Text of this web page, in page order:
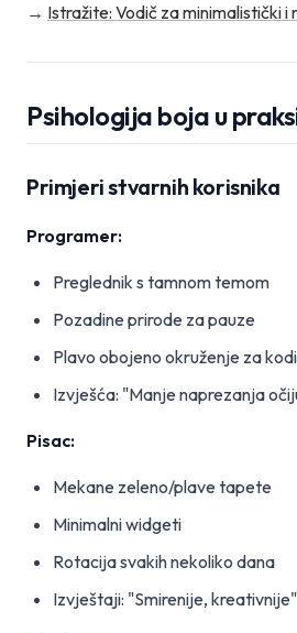
→ Istražite: Vodič za minimalistički i
Psihologija boja u
Primjeri stvarnih korisnika
Programer:
Preglednik s tamnom temom
Pozadine prirode za pauze
Plavo obojeno okruženje za
Izvješća: "Manje naprezanja
Pisac:
Mekane zeleno/plave tapete
Minimalni widgeti
Rotacija svakih nekoliko dana
Izvještaji: "Smirenije, kreativnije"